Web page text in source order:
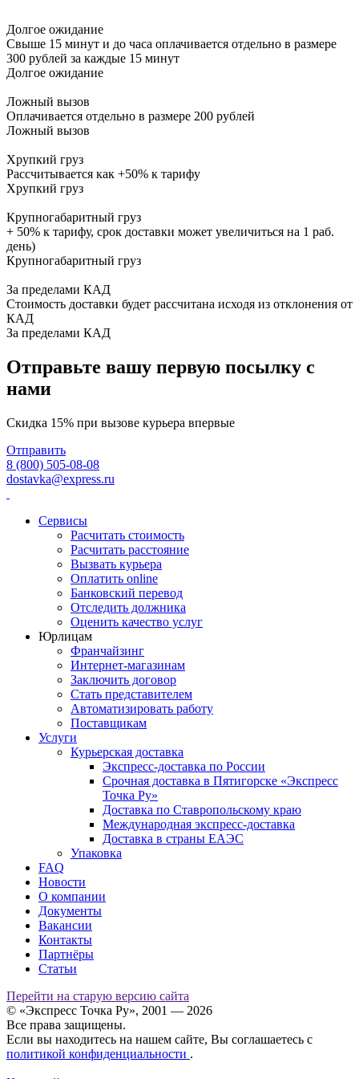
Алейск г
Александро-Невский рп
от 4 до 6
D
Александров г
Александрова Коса с
Александровка д
Александровка с
от 4 до 6
Александрово-Марково х
от 3 до 6
Александровский Завод с
Александровское с
от 5 до 7
Александровское с
Алексеевка с
Алексеевка с
от 3 до 6
Q
Алексеевское рп
Алексин г
Алоль д
Алтан пгт
от 3 до 4
D
Алушта
Алханай с
Долгое ожидание
Свыше 15 минут и до часа оплачивается отдельно в размере
300 рублей за каждые 15 минут
Долгое ожидание
Ложный вызов
Оплачивается отдельно в размере 200 рублей
Ложный вызов
Хрупкий груз
Рассчитывается как +50% к тарифу
Хрупкий груз
Крупногабаритный груз
+ 50% к тарифу, срок доставки может увеличиться на 1 раб.
день)
Крупногабаритный груз
За пределами КАД
Стоимость доставки будет рассчитана исходя из отклонения от
КАД
За пределами КАД
Отправьте вашу первую посылку с
нами
Скидка 15% при вызове курьера впервые
Отправить
8 (800) 505-08-08
dostavka@express.ru
Сервисы
Расчитать стоимость
Расчитать расстояние
Вызвать курьера
Оплатить online
Банковский перевод
Отследить должника
Оценить качество услуг
Юрлицам
Франчайзинг
Интернет-магазинам
Заключить договор
Стать представителем
Автоматизировать работу
Поставщикам
Услуги
Курьерская доставка
Экспресс-доставка по России
Срочная доставка в Пятигорске «Экспресс
Точка Ру»
Доставка по Ставропольскому краю
Международная экспресс-доставка
Доставка в страны ЕАЭС
Упаковка
FAQ
Новости
О компании
Документы
Вакансии
Контакты
Партнёры
Статьи
Перейти на старую версию сайта
© «Экспресс Точка Ру», 2001 — 2026
Все права защищены.
Если вы находитесь на нашем сайте, Вы соглашаетесь с
политикой конфиденциальности .